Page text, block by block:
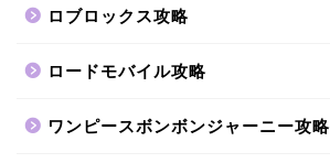
ロブロックス攻略
ロードモバイル攻略
ワンピースボンボンジャーニー攻略